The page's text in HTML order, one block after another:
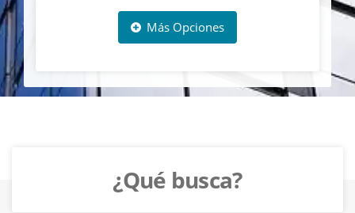
Más Opciones
¿Qué busca?